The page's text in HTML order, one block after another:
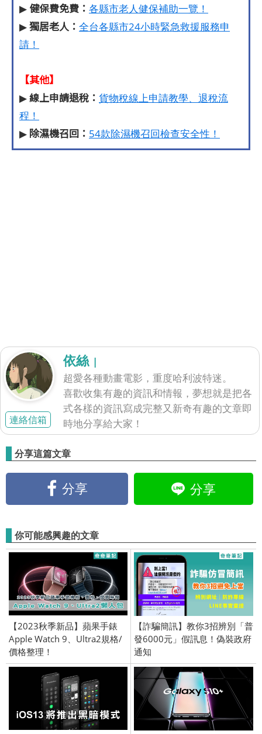
▶ 健保費免費： 各縣市老人健保補助一覽！
▶獨居老人： 全台各縣市24小時緊急救援服務申
請！
【其他】
▶線上申請退稅： 貨物稅線上申請教學、退稅流
程！
▶ 除濕機召回： 54款除濕機召回檢查安全性！
連絡信箱
依絲 |
超愛各種動畫電影，重度哈利波特迷。
喜歡收集有趣的資訊和情報，夢想就是把各
式各樣的資訊寫成完整又新奇有趣的文章即
時地分享給大家！
分享這篇文章
分享 分享
你可能感興趣的文章
【2023秋季新品】蘋果手錶
Apple Watch 9、Ultra2規格/
價格整理！
【詐騙簡訊】教你3招辨別「普
發6000元」假訊息！偽裝政府
通知